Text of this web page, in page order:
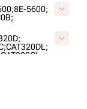
8E-5600;
CAT320DL;
CAT320CL;